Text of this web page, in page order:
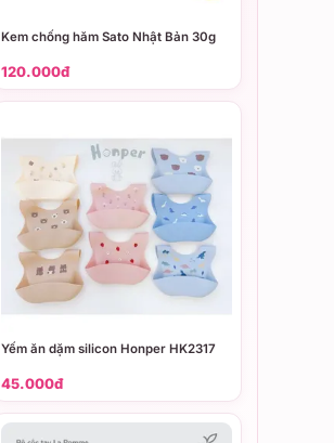
Kem chống hăm Sato Nhật Bản 30g
120.000đ
Yếm ăn dặm silicon Honper HK2317
45.000đ